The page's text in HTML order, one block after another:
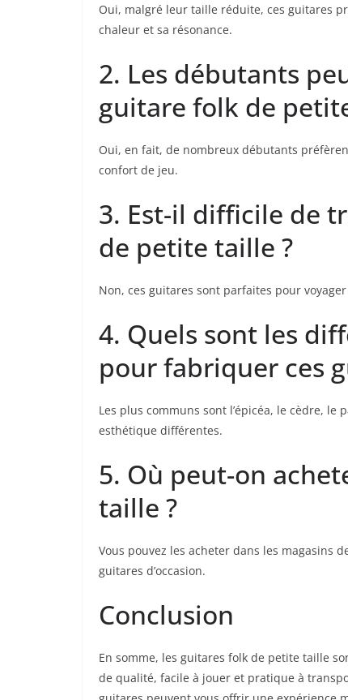
Oui, malgré leur taille réduite, ces guitares
chaleur⁢ et ‌sa résonance.
2. Les débutants
guitare folk de⁣
Oui, ‍en fait, de nombreux ⁣débutants‌
confort de jeu.
3. Est-il difficile⁣ de
de petite taille ?
Non, ces guitares sont parfaites ‌pour
4. Quels ⁢sont les
pour fabriquer ces
Les‌ plus​ communs sont l’épicéa, le cèdre,
esthétique différentes.
5. Où peut-on
taille ?
Vous​ pouvez les acheter dans les magasins
guitares d’occasion.
Conclusion
En somme, les‍ guitares folk de petite taille
de qualité, facile à jouer et pratique à